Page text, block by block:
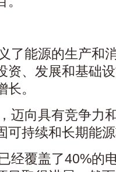
了能源的生产和
资、发展和基础
。
迈向具有竞争力
可持续和长期能
经覆盖了40%的